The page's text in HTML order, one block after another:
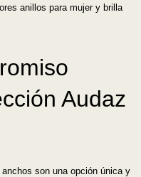
anillos para mujer y brilla
Audaz
son una opción única y